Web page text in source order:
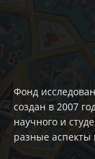
Фонд
создан в 2007
научного и
разные аспекты